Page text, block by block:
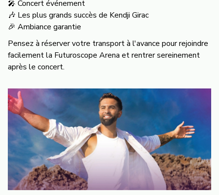
🎤 Concert événement
🎶 Les plus grands succès de Kendji Girac
🎉 Ambiance garantie
Pensez à réserver votre transport à l'avance pour rejoindre
facilement la Futuroscope Arena et rentrer sereinement
après le concert.